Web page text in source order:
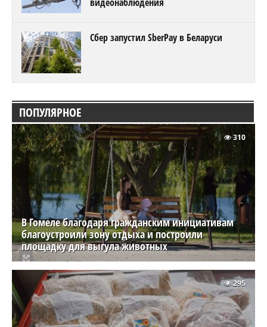
Сбер запустил SberPay в Беларуси
ПОПУЛЯРНОЕ
В Гомеле благодаря гражданским инициативам
благоустроили зону отдыха и построили
площадку для выгула животных
310
295